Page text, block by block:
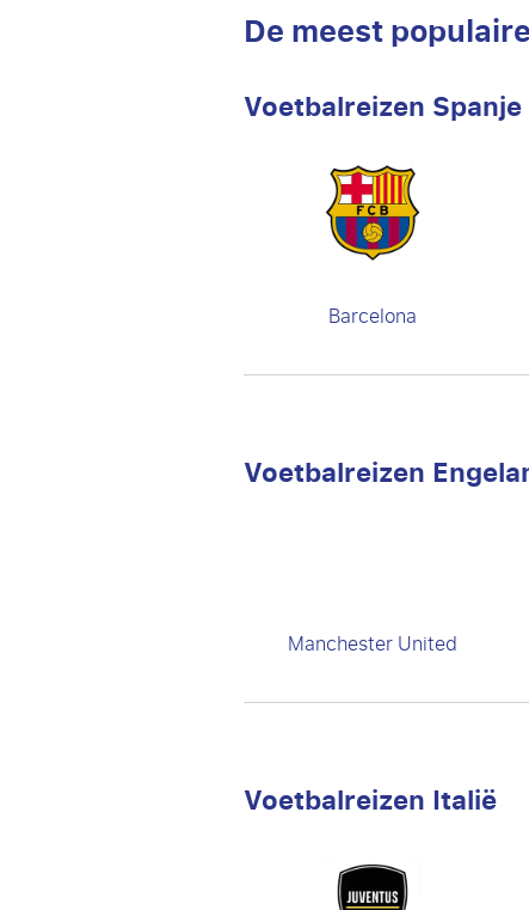
De meest
Voetbalreizen Spanje
Barcelona
Voetbalreizen
Manchester United
Voetbalreizen Italië